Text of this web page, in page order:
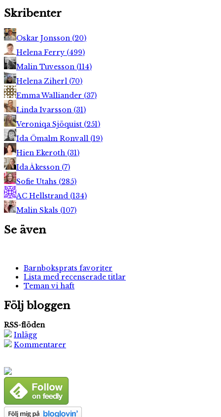
Skribenter
Oskar Jonsson (20)
Helena Ferry (499)
Malin Tuvesson (114)
Helena Ziherl (70)
Emma Walliander (37)
Linda Ivarsson (31)
Veroniqa Sjöquist (251)
Ida Ömalm Ronvall (19)
Hien Ekeroth (31)
Ida Åkesson (7)
Sofie Utahs (285)
AC Hellstrand (134)
Malin Skals (107)
Se även
Barnboksprats favoriter
Lista med recenserade titlar
Teman vi haft
Följ bloggen
RSS-flöden
Inlägg
Kommentarer